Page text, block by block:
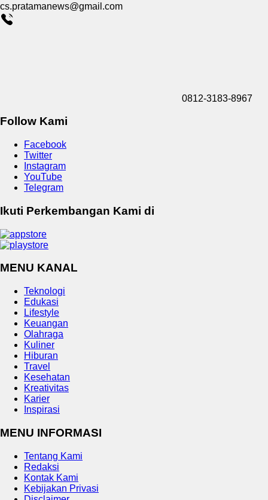
cs.pratamanews@gmail.com
0812-3183-8967
Follow Kami
Facebook
Twitter
Instagram
YouTube
Telegram
Ikuti Perkembangan Kami di
MENU KANAL
Teknologi
Edukasi
Lifestyle
Keuangan
Olahraga
Kuliner
Hiburan
Travel
Kesehatan
Kreativitas
Karier
Inspirasi
MENU INFORMASI
Tentang Kami
Redaksi
Kontak Kami
Kebijakan Privasi